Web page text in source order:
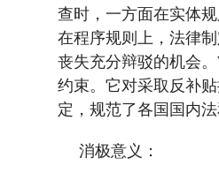
查时，一方面在实体
在程序规则上，法律
丧失充分辩驳的机会。
约束。它对采取反补
定，规范了各国国内
消极意义：